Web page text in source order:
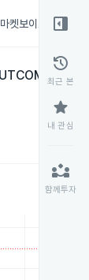
마켓보이스
- APR
right_panel_open
history
최근 본
star
내 관심
partner_exchange
함께투자